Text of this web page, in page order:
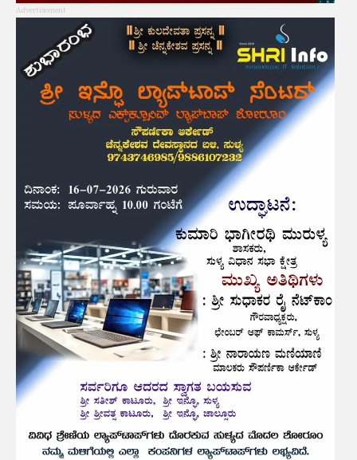
Advertisement